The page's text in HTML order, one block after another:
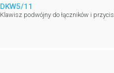
DKW5/11
Klawisz podwójny do łączników i